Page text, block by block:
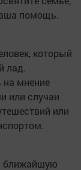
помощь.
который
лад.
на мнение
или случаи
или
ближайшую